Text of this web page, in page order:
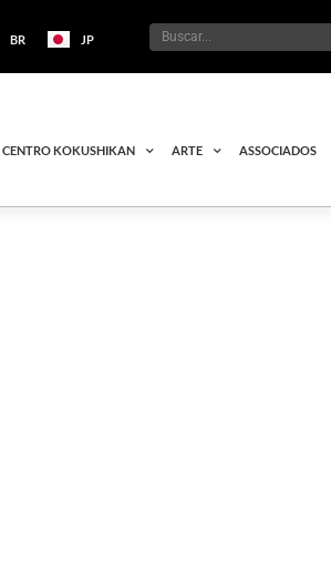
BR JP
CENTRO KOKUSHIKAN ARTE ASSOCIADOS